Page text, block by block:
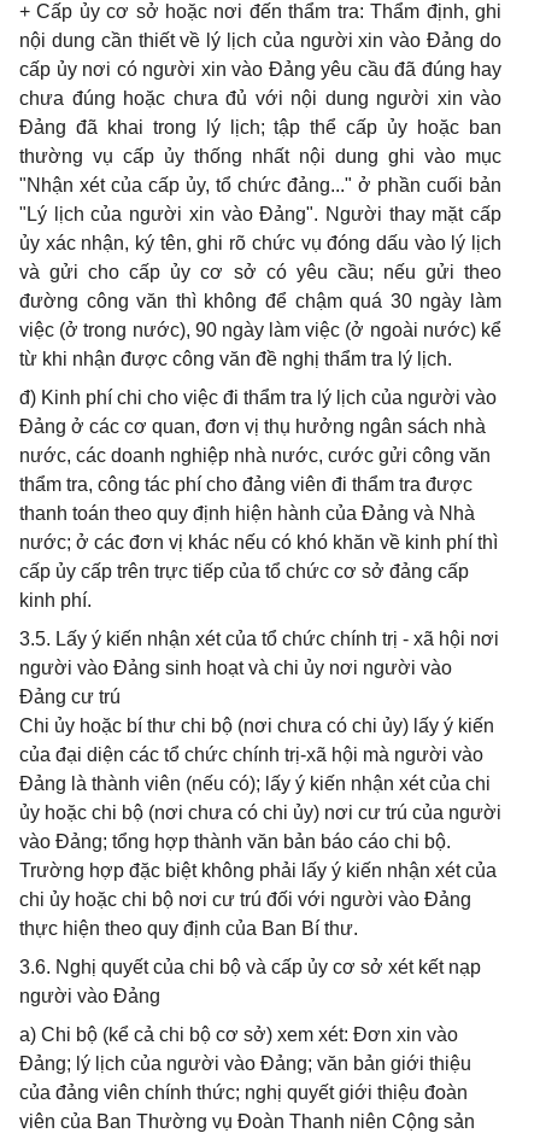
+ Cấp ủy cơ sở hoặc nơi đến thẩm tra: Thẩm định, ghi
nội dung cần thiết về lý lịch của người xin vào Đảng do
cấp ủy nơi có người xin vào Đảng yêu cầu đã đúng hay
chưa đúng hoặc chưa đủ với nội dung người xin vào
Đảng đã khai trong lý lịch; tập thể cấp ủy hoặc ban
thường vụ cấp ủy thống nhất nội dung ghi vào mục
"Nhận xét của cấp ủy, tổ chức đảng..." ở phần cuối bản
"Lý lịch của người xin vào Đảng". Người thay mặt cấp
ủy xác nhận, ký tên, ghi rõ chức vụ đóng dấu vào lý lịch
và gửi cho cấp ủy cơ sở có yêu cầu; nếu gửi theo
đường công văn thì không để chậm quá 30 ngày làm
việc (ở trong nước), 90 ngày làm việc (ở ngoài nước) kể
từ khi nhận được công văn đề nghị thẩm tra lý lịch.
đ) Kinh phí chi cho việc đi thẩm tra lý lịch của người vào
Đảng ở các cơ quan, đơn vị thụ hưởng ngân sách nhà
nước, các doanh nghiệp nhà nước, cước gửi công văn
thẩm tra, công tác phí cho đảng viên đi thẩm tra được
thanh toán theo quy định hiện hành của Đảng và Nhà
nước; ở các đơn vị khác nếu có khó khăn về kinh phí thì
cấp ủy cấp trên trực tiếp của tổ chức cơ sở đảng cấp
kinh phí.
3.5. Lấy ý kiến nhận xét của tổ chức chính trị - xã hội nơi
người vào Đảng sinh hoạt và chi ủy nơi người vào
Đảng cư trú
Chi ủy hoặc bí thư chi bộ (nơi chưa có chi ủy) lấy ý kiến
của đại diện các tổ chức chính trị-xã hội mà người vào
Đảng là thành viên (nếu có); lấy ý kiến nhận xét của chi
ủy hoặc chi bộ (nơi chưa có chi ủy) nơi cư trú của người
vào Đảng; tổng hợp thành văn bản báo cáo chi bộ.
Trường hợp đặc biệt không phải lấy ý kiến nhận xét của
chi ủy hoặc chi bộ nơi cư trú đối với người vào Đảng
thực hiện theo quy định của Ban Bí thư.
3.6. Nghị quyết của chi bộ và cấp ủy cơ sở xét kết nạp
người vào Đảng
a) Chi bộ (kể cả chi bộ cơ sở) xem xét: Đơn xin vào
Đảng; lý lịch của người vào Đảng; văn bản giới thiệu
của đảng viên chính thức; nghị quyết giới thiệu đoàn
viên của Ban Thường vụ Đoàn Thanh niên Cộng sản